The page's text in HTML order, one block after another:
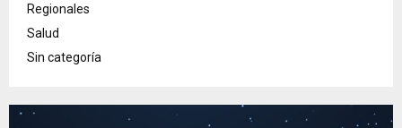
Regionales
Salud
Sin categoría